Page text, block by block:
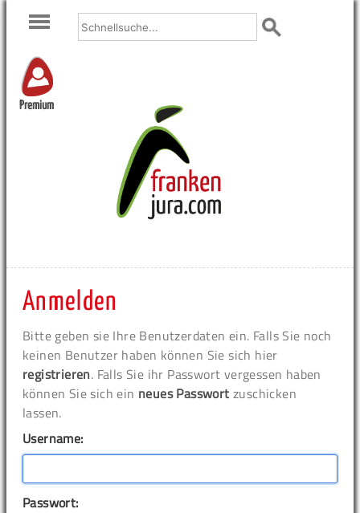
Premium
Anmelden
Bitte geben sie Ihre Benutzerdaten ein. Falls Sie noch
keinen Benutzer haben können Sie sich hier
registrieren. Falls Sie ihr Passwort vergessen haben
können Sie sich ein neues Passwort zuschicken
lassen.
Username:
Passwort: